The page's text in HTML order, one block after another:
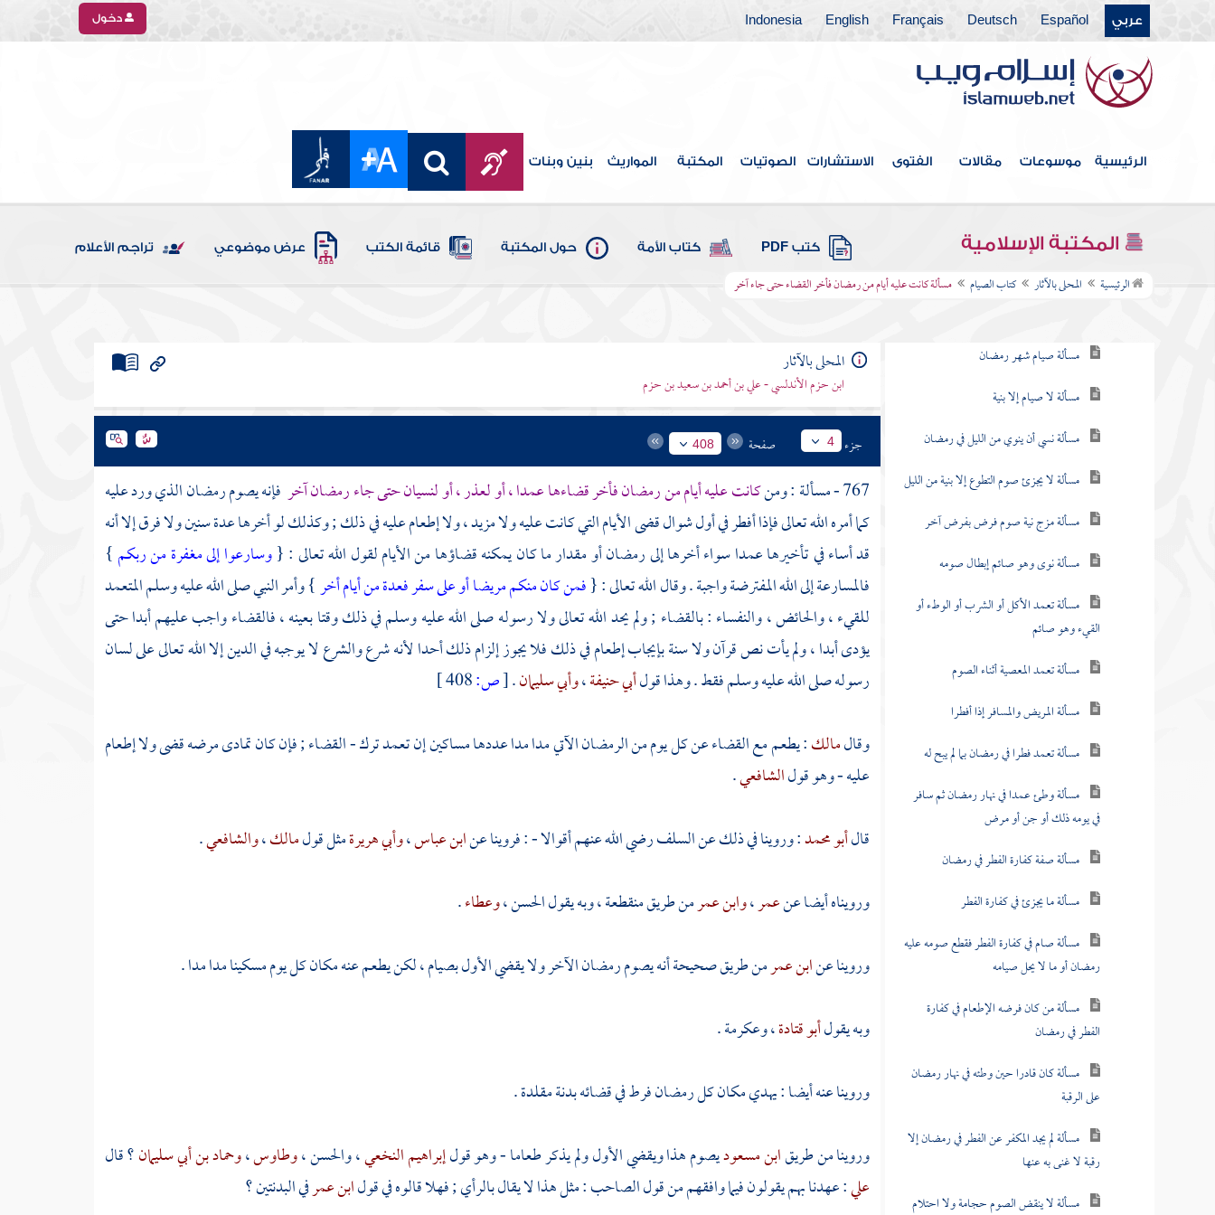
عربي Español
Deutsch
Français
English
Indonesia دخول
الرئيسية موسوعات مقالات الفتوى الاستشارات الصوتيات المكتبة المواريث بنين وبنات
المكتبة الإسلامية كتب PDF كتاب الأمة حول المكتبة قائمة الكتب عرض موضوعي تراجم الأعلام
الرئيسية المحلى بالآثار كتاب الصيام مسألة كانت عليه أيام من رمضان فأخر القضاء حتى جاء آخر
كتاب الطهارة
كتاب الصلاة
الأعمال المستحبة في الصلاة وليست فرضا
كتاب الجنائز صلاة الجنائز وحكم الموتى
كتاب الاعتكاف
كتاب الزكاة
كتاب الصيام
مسألة صيام شهر رمضان
مسألة لا صيام إلا بنية
مسألة نسي أن ينوي من الليل في رمضان
مسألة لا يجزئ صوم التطوع إلا بنية من الليل
مسألة مزج نية صوم فرض بفرض آخر
مسألة نوى وهو صائم إبطال صومه
مسألة تعمد الأكل أو الشرب أو الوطء أو
القيء وهو صائم
مسألة تعمد المعصية أثناء الصوم
مسألة المريض والمسافر إذا أفطرا
مسألة تعمد فطرا في رمضان بما لم يبح له
مسألة وطئ عمدا في نهار رمضان ثم سافر
في يومه ذلك أو جن أو مرض
مسألة صفة كفارة الفطر في رمضان
مسألة ما يجزئ في كفارة الفطر
مسألة صام في كفارة الفطر فقطع صومه عليه
رمضان أو ما لا يحل صيامه
مسألة من كان فرضه الإطعام في كفارة
الفطر في رمضان
مسألة كان قادرا حين وطئه في نهار رمضان
على الرقبة
مسألة لم يجد المكفر عن الفطر في رمضان إلا
رقبة لا غنى به عنها
مسألة لا ينقض الصوم حجامة ولا احتلام
المحلى بالآثار
ابن حزم الأندلسي - علي بن أحمد بن سعيد بن حزم
جزء 4 صفحة 408
767 - مسألة : ومن كانت عليه أيام من رمضان فأخر قضاءها عمدا ، أو لعذر ، أو لنسيان حتى جاء رمضان آخر فإنه يصوم رمضان الذي ورد عليه
كما أمره الله تعالى فإذا أفطر في أول شوال قضى الأيام التي كانت عليه ولا مزيد ، ولا إطعام عليه في ذلك ; وكذلك لو أخرها عدة سنين ولا فرق إلا أنه
قد أساء في تأخيرها عمدا سواء أخرها إلى رمضان أو مقدار ما كان يمكنه قضاؤها من الأيام لقول الله تعالى : {وسارعوا إلى مغفرة من ربكم}
فالمسارعة إلى الله المفترضة واجبة . وقال الله تعالى : {فمن كان منكم مريضا أو على سفر فعدة من أيام أخر} وأمر النبي صلى الله عليه وسلم المتعمد
للقيء ، والحائض ، والنفساء : بالقضاء ; ولم يحد الله تعالى ولا رسوله صلى الله عليه وسلم في ذلك وقتا بعينه ، فالقضاء واجب عليهم أبدا حتى
يؤدى أبدا ، ولم يأت نص قرآن ولا سنة بإيجاب إطعام في ذلك فلا يجوز إلزام ذلك أحدا لأنه شرع والشرع لا يوجبه في الدين إلا الله تعالى على لسان
رسوله صلى الله عليه وسلم فقط . وهذا قولأبي حنيفة،وأبي سليمان.
[ص:
وقالمالك: يطعم مع القضاء عن كل يوم من الرمضان الآتي مدا مدا عددها مساكين إن تعمد ترك - القضاء ; فإن كان تمادى مرضه قضى ولا إطعام
عليه - وهو قولالشافعي.
قالأبو محمد: وروينا في ذلك عن السلف رضي الله عنهم أقوالا - : فروينا عنابن عباس،وأبي هريرةمثل قولمالك،والشافعي.
ورويناه أيضا عنعمر،وابن عمرمن طريق منقطعة ، وبه يقولالحسن،وعطاء.
وروينا عنابن عمرمن طريق صحيحة أنه يصوم رمضان الآخر ولا يقضي الأول بصيام ، لكن يطعم عنه مكان كل يوم مسكينا مدا مدا .
وبه يقولأبو قتادة،وعكرمة.
وروينا عنه أيضا : يهدي مكان كل رمضان فرط في قضائه بدنة مقلدة .
وروينا من طريقابن مسعوديصوم هذا ويقضي الأول ولم يذكر طعاما - وهو قولإبراهيم النخعي،والحسن،وطاوس،وحماد بن أبي سليمان؟ قال
علي: عهدنا بهم يقولون فيما وافقهم من قول الصاحب : مثل هذا لا يقال بالرأي ; فهلا قالوه في قولابن عمرفي البدنتين ؟